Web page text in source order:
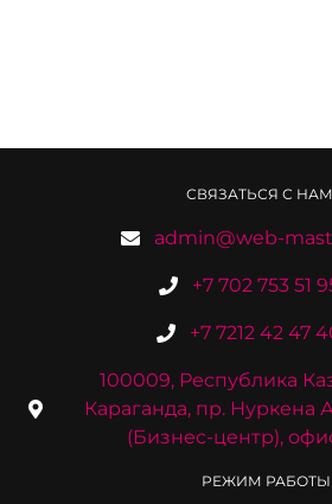
СВЯЗАТЬСЯ С
admin@web-
+7 702 753 51
+7 7212 42 47
100009, Республика
Караганда, пр. Нуркена
(Бизнес-центр),
РЕЖИМ РАБОТЫ